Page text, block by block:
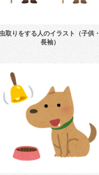
虫取りをする人のイラスト（子供・
長袖）